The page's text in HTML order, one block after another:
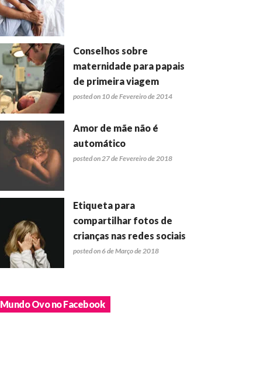
Conselhos sobre
maternidade para papais
de primeira viagem
posted on 10 de Fevereiro de 2014
Amor de mãe não é
automático
posted on 27 de Fevereiro de 2018
Etiqueta para
compartilhar fotos de
crianças nas redes sociais
posted on 6 de Março de 2018
Mundo Ovo no Facebook